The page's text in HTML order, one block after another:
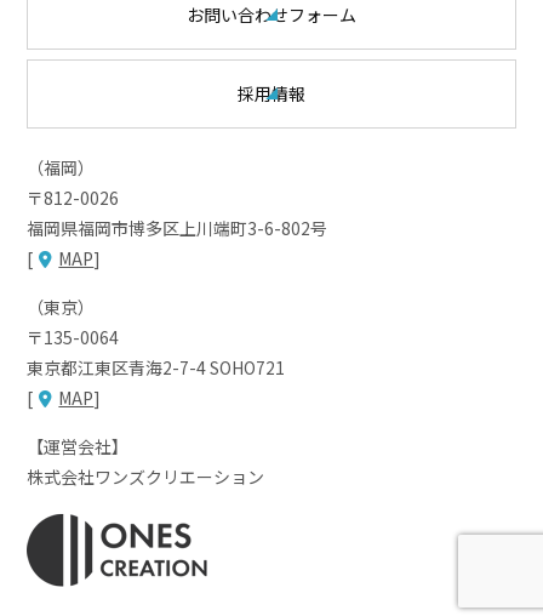
お問い合わせフォーム
採用情報
（福岡）
〒812-0026
福岡県福岡市博多区上川端町3-6-802号
[
MAP]
（東京）
〒135-0064
東京都江東区青海2-7-4 SOHO721
[
MAP]
【運営会社】
株式会社ワンズクリエーション